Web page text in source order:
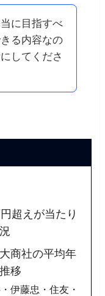
に目指すべ
る内容なの
してくださ
超えが当たり
商社の平均年
移
伊藤忠・住友・